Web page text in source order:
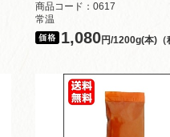
商品コード：0617
常温
1,080円/1200g(本)（